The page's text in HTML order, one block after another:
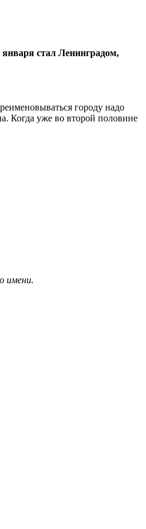
января стал Ленинградом,
городу надо
Когда уже во второй половине
имени.